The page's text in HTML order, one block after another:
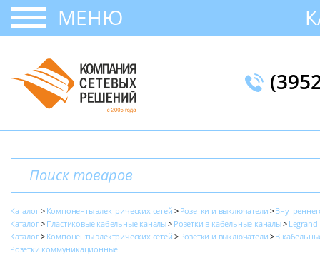
МЕНЮ
Каталог Компоненты электрических сетей Розетки и выключатели
Каталог
Пластиковые кабельные каналы Розетки в кабельные каналы
Legrand
Каталог
Компоненты электрических сетей Розетки и выключатели
В
Розетки коммуникационные